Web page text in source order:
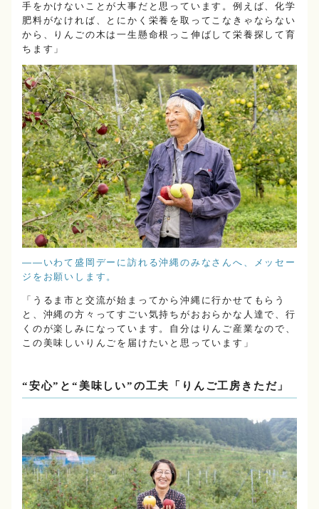
手をかけないことが大事だと思っています。例えば、化学
肥料がなければ、とにかく栄養を取ってこなきゃならない
から、りんごの木は一生懸命根っこ伸ばして栄養探して育
ちます」
――いわて盛岡デーに訪れる沖縄のみなさんへ、メッセー
ジをお願いします。
「うるま市と交流が始まってから沖縄に行かせてもらう
と、沖縄の方々ってすごい気持ちがおおらかな人達で、行
くのが楽しみになっています。自分はりんご産業なので、
この美味しいりんごを届けたいと思っています」
“安心”と“美味しい”の工夫「りんご工房きただ」